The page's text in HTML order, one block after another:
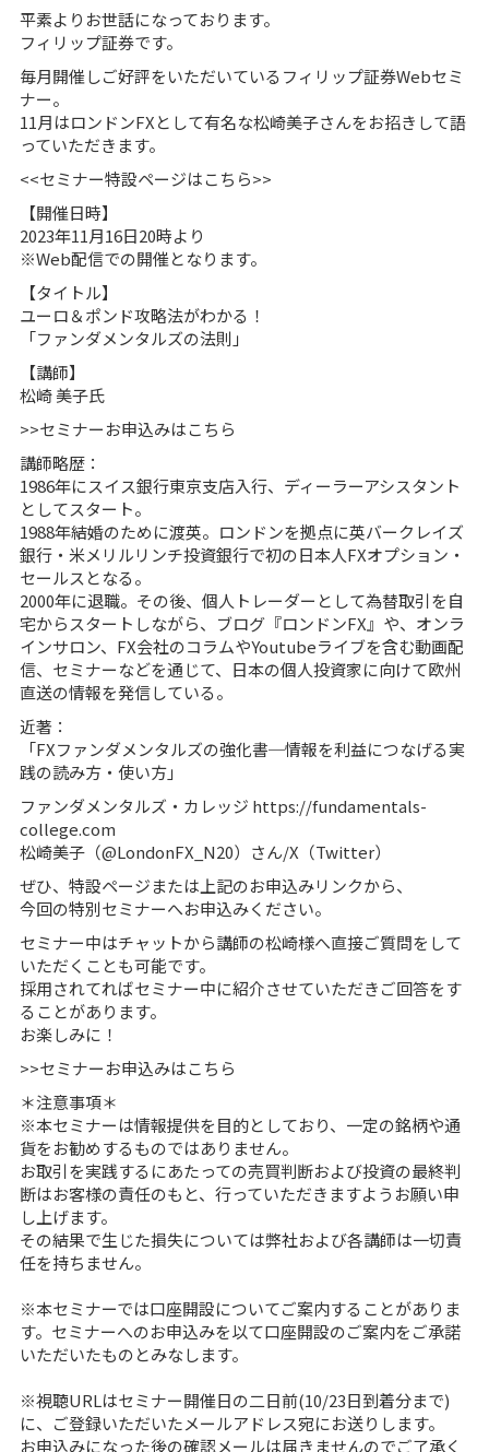
平素よりお世話になっております。
フィリップ証券です。
毎月開催しご好評をいただいているフィリップ証券Webセミ
ナー。
11月はロンドンFXとして有名な松崎美子さんをお招きして語
っていただきます。
<<セミナー特設ページはこちら>>
【開催日時】
2023年11月16日20時より
※Web配信での開催となります。
【タイトル】
ユーロ＆ポンド攻略法がわかる！
「ファンダメンタルズの法則」
【講師】
松崎 美子氏
>>セミナーお申込みはこちら
講師略歴：
1986年にスイス銀行東京支店入行、ディーラーアシスタント
としてスタート。
1988年結婚のために渡英。ロンドンを拠点に英バークレイズ
銀行・米メリルリンチ投資銀行で初の日本人FXオプション・
セールスとなる。
2000年に退職。その後、個人トレーダーとして為替取引を自
宅からスタートしながら、ブログ『ロンドンFX』や、オンラ
インサロン、FX会社のコラムやYoutubeライブを含む動画配
信、セミナーなどを通じて、日本の個人投資家に向けて欧州
直送の情報を発信している。
近著：
「FXファンダメンタルズの強化書─情報を利益につなげる実
践の読み方・使い方」
ファンダメンタルズ・カレッジ https://fundamentals-
college.com
松崎美子（@LondonFX_N20）さん/X（Twitter）
ぜひ、特設ページまたは上記のお申込みリンクから、
今回の特別セミナーへお申込みください。
セミナー中はチャットから講師の松崎様へ直接ご質問をして
いただくことも可能です。
採用されてればセミナー中に紹介させていただきご回答をす
ることがあります。
お楽しみに！
>>セミナーお申込みはこちら
＊注意事項＊
※本セミナーは情報提供を目的としており、一定の銘柄や通
貨をお勧めするものではありません。
お取引を実践するにあたっての売買判断および投資の最終判
断はお客様の責任のもと、行っていただきますようお願い申
し上げます。
その結果で生じた損失については弊社および各講師は一切責
任を持ちません。
※本セミナーでは口座開設についてご案内することがありま
す。セミナーへのお申込みを以て口座開設のご案内をご承諾
いただいたものとみなします。
※視聴URLはセミナー開催日の二日前(10/23日到着分まで)
に、ご登録いただいたメールアドレス宛にお送りします。
お申込みになった後の確認メールは届きませんのでご了承く